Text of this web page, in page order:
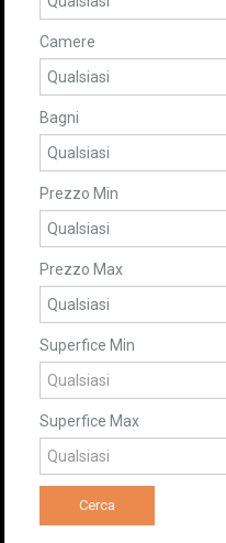
Camere
Bagni
Prezzo Min
Prezzo Max
Superfice Min
Superfice Max